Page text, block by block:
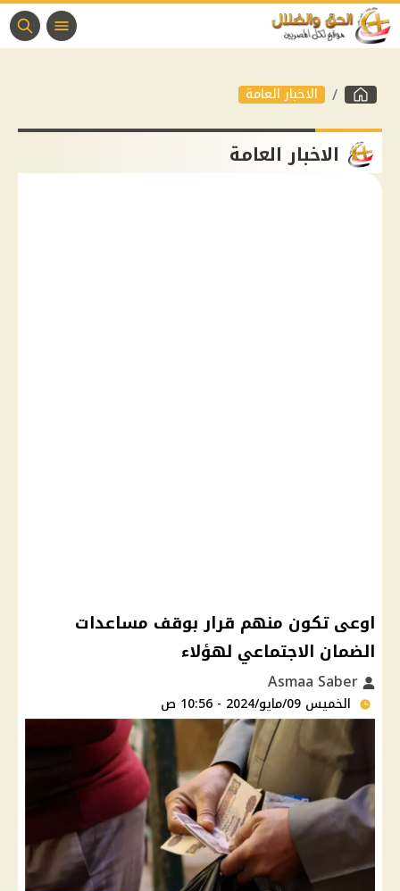
الاخبار العامة
الاخبار العامة
اوعى تكون منهم قرار بوقف مساعدات
الضمان الاجتماعي لهؤلاء
الخميس 09/مايو/2024 - 10:56 ص